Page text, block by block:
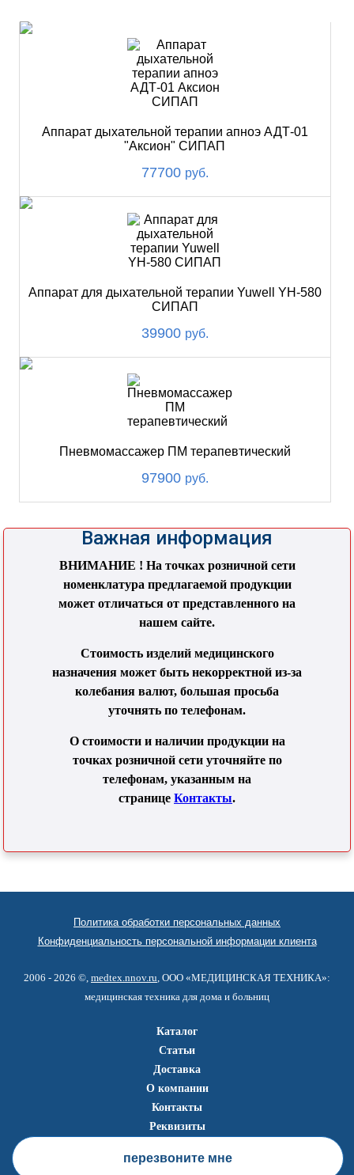
Аппарат дыхательной терапии апноэ АДТ-01
"Аксион" СИПАП
77700 руб.
Аппарат для дыхательной терапии Yuwell YH-580
СИПАП
39900 руб.
Пневмомассажер ПМ терапевтический
97900 руб.
Важная информация
ВНИМАНИЕ ! На точках розничной сети
номенклатура предлагаемой продукции
может отличаться от представленного на
нашем сайте.
Стоимость изделий медицинского
назначения может быть некорректной из-за
колебания валют, большая просьба
уточнять по телефонам.
О стоимости и наличии продукции на
точках розничной сети уточняйте по
телефонам, указанным на
странице Контакты.
Политика обработки персональных данных
Конфиденциальность персональной информации клиента
2006 - 2026 ©, medtex.nnov.ru , ООО «МЕДИЦИНСКАЯ ТЕХНИКА»:
медицинская техника для дома и больниц
Каталог
Статьи
Доставка
О компании
Контакты
Реквизиты
перезвоните мне